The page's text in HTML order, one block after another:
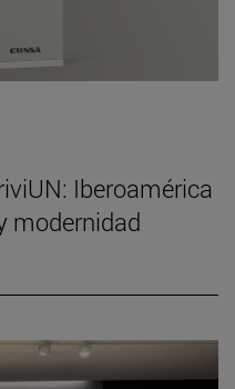
Iberoamérica
modernidad